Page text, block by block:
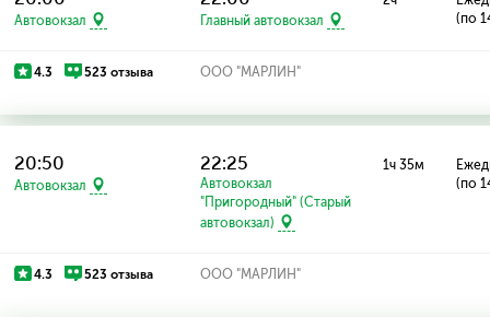
Автовокзал Главный автовокзал
(по
4.3 523 отзыва ООО "МАРЛИН"
20:50
Автовокзал
22:25
Автовокзал
"Пригородный" (Старый
автовокзал)
1ч 35м
(по
4.3 523 отзыва ООО "МАРЛИН"